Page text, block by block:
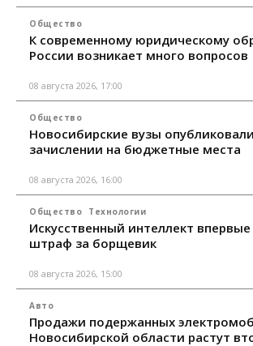
Общество
К современному юридическому
России возникает много вопросов
08 августа 2026, 17:00
Общество
Новосибирские вузы
зачислении на бюджетные места
08 августа 2026, 16:00
Общество Технологии
Искусственный интеллект
штраф за борщевик
08 августа 2026, 15:00
Авто
Продажи подержанных
Новосибирской области растут